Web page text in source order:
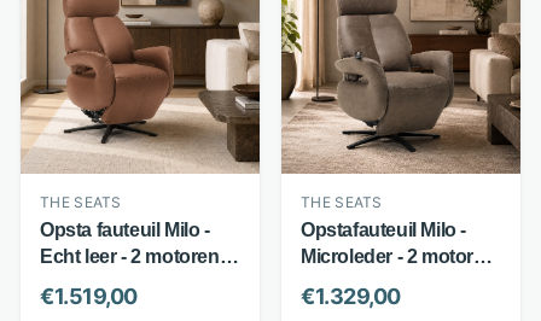
THE SEATS
Opsta fauteuil Milo -
Echt leer - 2 motoren &
360° draaibaar -
Cognac - The Seats
€1.519,00
THE SEATS
Opstafauteuil Milo -
Microleder - 2 motoren
en 360 graden
draaibaar - Bruin - The
€1.329,00